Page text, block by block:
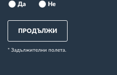
Да Не
ПРОДЪЛЖИ
* Задължителни полета.